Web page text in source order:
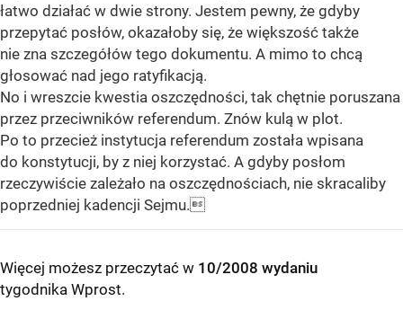
łatwo działać w dwie strony. Jestem pewny, że gdyby
przepytać posłów, okazałoby się, że większość także
nie zna szczegółów tego dokumentu. A mimo to chcą
głosować nad jego ratyfikacją.
No i wreszcie kwestia oszczędności, tak chętnie poruszana
przez przeciwników referendum. Znów kulą w plot.
Po to przecież instytucja referendum została wpisana
do konstytucji, by z niej korzystać. A gdyby posłom
rzeczywiście zależało na oszczędnościach, nie skracaliby
poprzedniej kadencji Sejmu.
Więcej możesz przeczytać w 10/2008 wydaniu
tygodnika Wprost.